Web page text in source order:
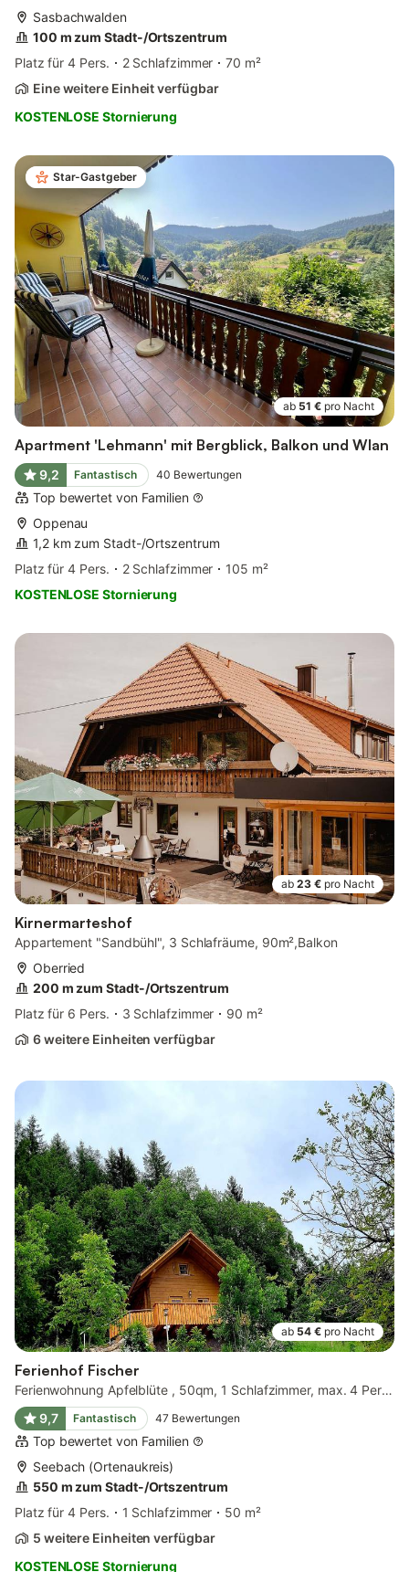
Sasbachwalden
100 m zum Stadt-/Ortszentrum
Platz für 4 Pers.
2 Schlafzimmer
70 m²
Eine weitere Einheit verfügbar
KOSTENLOSE Stornierung
Star-Gastgeber
ab 51 € pro Nacht
Apartment 'Lehmann' mit Bergblick, Balkon und Wlan
9,2 Fantastisch 40 Bewertungen
Top bewertet von Familien
Oppenau
1,2 km zum Stadt-/Ortszentrum
Platz für 4 Pers.
2 Schlafzimmer
105 m²
KOSTENLOSE Stornierung
ab 23 € pro Nacht
Kirnermarteshof
Appartement "Sandbühl", 3 Schlafräume, 90m²,Balkon
Oberried
200 m zum Stadt-/Ortszentrum
Platz für 6 Pers.
3 Schlafzimmer
90 m²
6 weitere Einheiten verfügbar
ab 54 € pro Nacht
Ferienhof Fischer
Ferienwohnung Apfelblüte , 50qm, 1 Schlafzimmer, max. 4 Personen
9,7
Fantastisch 47 Bewertungen
Top bewertet von Familien
Seebach (Ortenaukreis)
550 m zum Stadt-/Ortszentrum
Platz für 4 Pers.
1 Schlafzimmer
50 m²
5 weitere Einheiten verfügbar
KOSTENLOSE Stornierung